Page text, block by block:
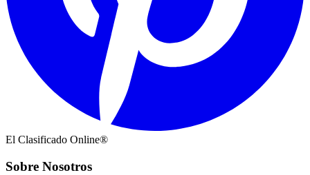
El Clasificado Online®
Sobre Nosotros